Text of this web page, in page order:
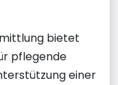
bietet
pflegende
einer